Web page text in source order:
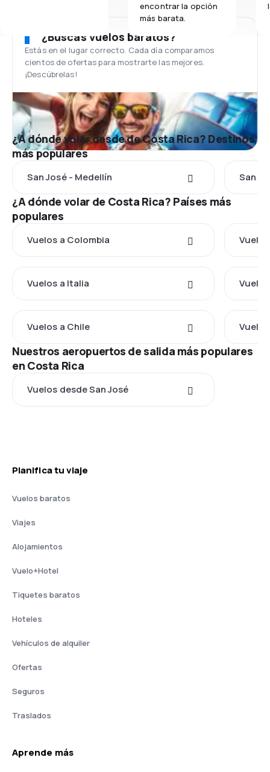
encontrar la opción
más barata.
¿Buscas vuelos baratos?
Estás en el lugar correcto. Cada día comparamos
cientos de ofertas para mostrarte las mejores.
¡Descúbrelas!
¿A dónde volar desde de Costa Rica? Destinos
más populares
San José - Medellín San
¿A dónde volar de Costa Rica? Países más
populares
Vuelos a Colombia
Vuelos a Italia
Vuelos a Chile
Nuestros aeropuertos de salida más populares
en Costa Rica
Vuelos desde San José
Planifica tu viaje
Vuelos baratos
Viajes
Alojamientos
Vuelo+Hotel
Tiquetes baratos
Hoteles
Vehículos de alquiler
Ofertas
Seguros
Traslados
Aprende más